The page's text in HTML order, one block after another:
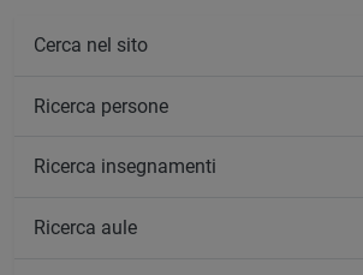
Cerca nel sito
Ricerca persone
Ricerca insegnamenti
Ricerca aule